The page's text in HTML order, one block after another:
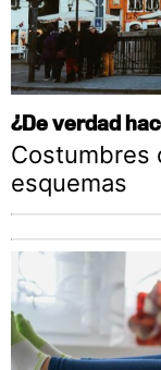
¿De verdad
Costumbres
esquemas